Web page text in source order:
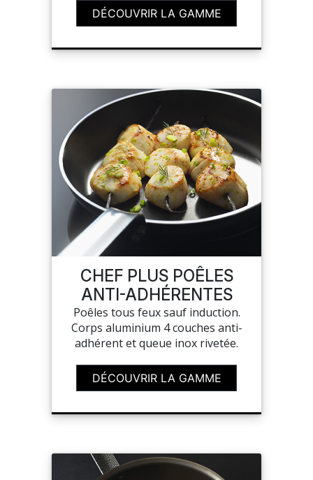
PORTAIL
SUR-MESURE
DÉCOUVRIR LA GAMME
CHEF PLUS POÊLES
ANTI-ADHÉRENTES
Poêles tous feux sauf induction.
Corps aluminium 4 couches anti-
adhérent et queue inox rivetée.
DÉCOUVRIR LA GAMME